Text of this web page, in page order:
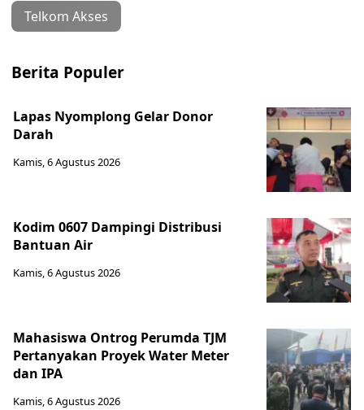
Telkom Akses
Berita Populer
Lapas Nyomplong Gelar Donor
Darah
Kamis, 6 Agustus 2026
Kodim 0607 Dampingi Distribusi
Bantuan Air
Kamis, 6 Agustus 2026
Mahasiswa Ontrog Perumda TJM
Pertanyakan Proyek Water Meter
dan IPA
Kamis, 6 Agustus 2026